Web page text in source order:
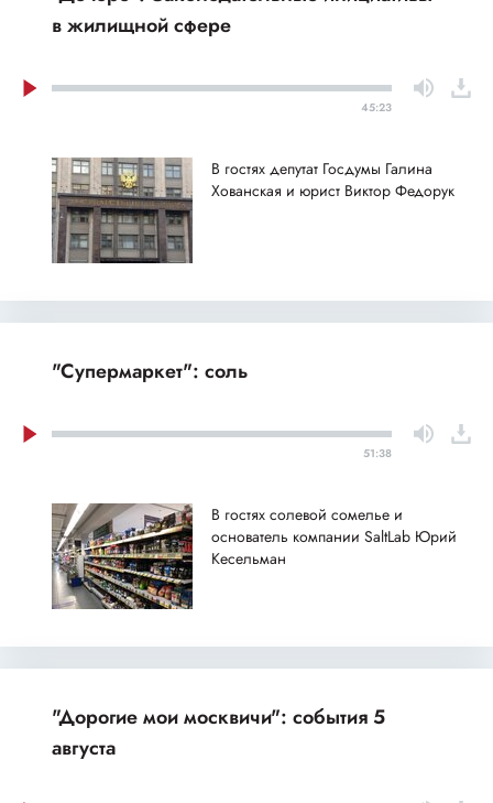
в жилищной сфере
45:23
В гостях депутат Госдумы Галина
Хованская и юрист Виктор Федорук
"Супермаркет": соль
51:38
В гостях солевой сомелье и
основатель компании SaltLab Юрий
Кесельман
"Дорогие мои москвичи": события 5
августа